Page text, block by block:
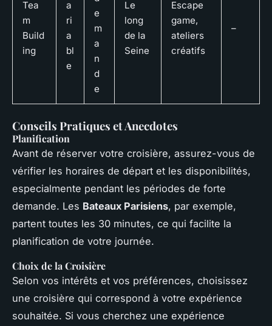
Tea
m
Build
ing
a
ri
a
bl
e
e
m
a
n
d
e
Le
long
de la
Seine
Escape
game,
ateliers
créatifs
–
Conseils Pratiques et Anecdotes
Planification
Avant de réserver votre croisière, assurez-vous de
vérifier les horaires de départ et les disponibilités,
especialmente pendant les périodes de forte
demande. Les Bateaux Parisiens, par exemple,
partent toutes les 30 minutes, ce qui facilite la
planification de votre journée.
Choix de la Croisière
Selon vos intérêts et vos préférences, choisissez
une croisière qui correspond à votre expérience
souhaitée. Si vous cherchez une expérience